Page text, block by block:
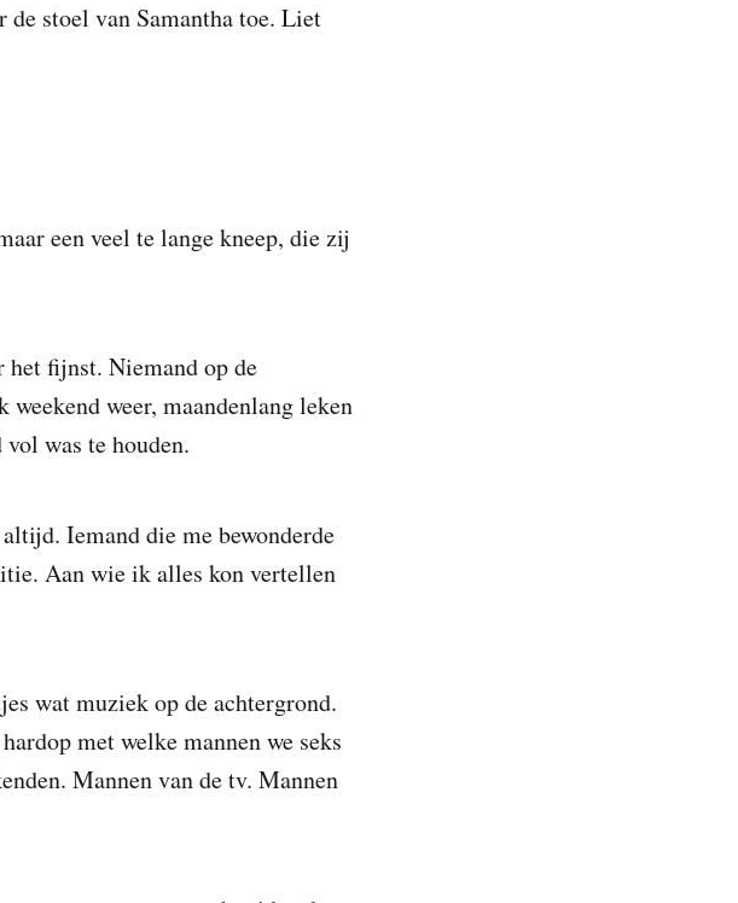
stoel van Samantha toe. Liet
een veel te lange kneep, die zij
het fijnst. Niemand op de
weer, maandenlang leken
was te houden.
Iemand die me bewonderde
Aan wie ik alles kon vertellen
wat muziek op de achtergrond.
met welke mannen we seks
Mannen van de tv. Mannen